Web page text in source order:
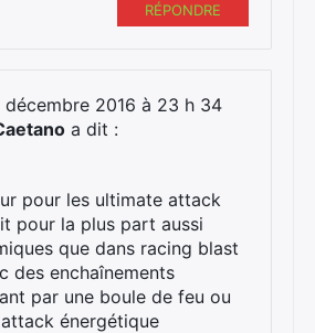
RÉPONDRE
décembre 2016 à 23 h 34
a dit :
pour les ultimate attack
pour la plus part aussi
que dans racing blast
des enchaînements
par une boule de feu ou
énergétique